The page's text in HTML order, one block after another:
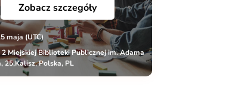
Zobacz szczegóły
maja (UTC)
Miejskiej Biblioteki Publicznej im. Adama
25,Kalisz, Polska, PL